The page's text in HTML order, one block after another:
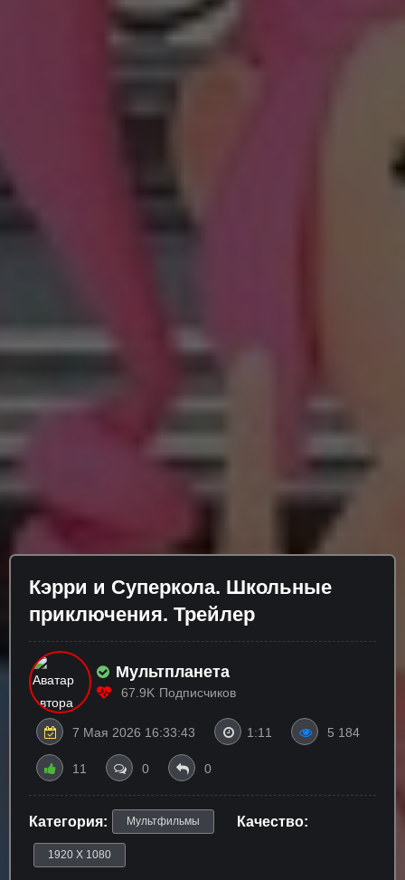
Кэрри и Суперкола. Школьные
приключения. Трейлер
Мультпланета
67.9K Подписчиков
7 Мая 2026 16:33:43 1:11 5 184
11 0 0
Категория: Мультфильмы Качество:
1920 X 1080